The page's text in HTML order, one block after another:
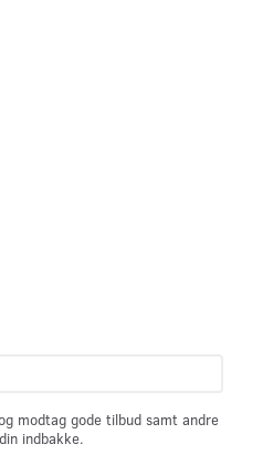
modtag gode tilbud samt andre
indbakke.